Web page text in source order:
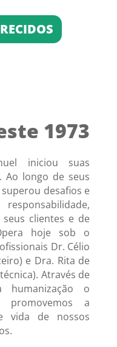
1973
iniciou suas
Ao longo de seus
desafios e
clientes e de
hoje sob o
Dr. Célio
e Dra. Rita de
Através de
o
promovemos a
vida de nossos